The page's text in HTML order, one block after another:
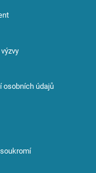
osobních údajů